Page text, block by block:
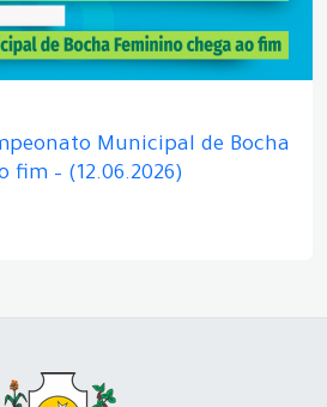
Municipal de Bocha
fim – (12.06.2026)